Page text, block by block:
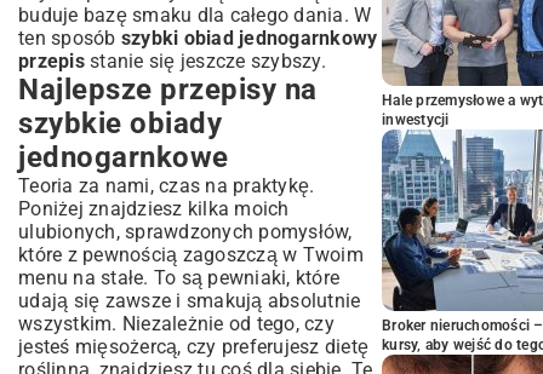
buduje bazę smaku dla całego dania. W
ten sposób szybki obiad jednogarnkowy
przepisstanie się jeszcze szybszy.
Najlepsze przepisy na
szybkie obiady
jednogarnkowe
Teoria za nami, czas na praktykę.
Poniżej znajdziesz kilka moich
ulubionych, sprawdzonych pomysłów,
które z pewnością zagoszczą w Twoim
menu na stałe. To są pewniaki, które
udają się zawsze i smakują absolutnie
wszystkim. Niezależnie od tego, czy
jesteś mięsożercą, czy preferujesz dietę
Hale przemysłowe a
inwestycji
Broker nieruchomości
kursy, aby wejść do